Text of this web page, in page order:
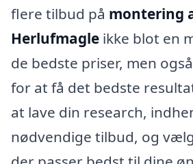
flere tilbud på montering
Herlufmagle ikke blot en
de bedste priser, men
for at få det bedste
at lave din research,
nødvendige tilbud, og